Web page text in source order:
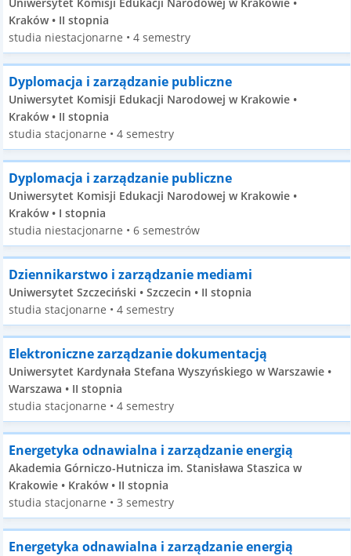
Kraków • II stopnia
studia niestacjonarne • 4 semestry
Dyplomacja i zarządzanie publiczne
Uniwersytet Komisji Edukacji Narodowej w Krakowie •
Kraków • II stopnia
studia stacjonarne • 4 semestry
Dyplomacja i zarządzanie publiczne
Uniwersytet Komisji Edukacji Narodowej w Krakowie •
Kraków • I stopnia
studia niestacjonarne • 6 semestrów
Dziennikarstwo i zarządzanie mediami
Uniwersytet Szczeciński • Szczecin • II stopnia
studia stacjonarne • 4 semestry
Elektroniczne zarządzanie dokumentacją
Uniwersytet Kardynała Stefana Wyszyńskiego w Warszawie •
Warszawa • II stopnia
studia stacjonarne • 4 semestry
Energetyka odnawialna i zarządzanie energią
Akademia Górniczo-Hutnicza im. Stanisława Staszica w
Krakowie • Kraków • II stopnia
studia stacjonarne • 3 semestry
Energetyka odnawialna i zarządzanie energią